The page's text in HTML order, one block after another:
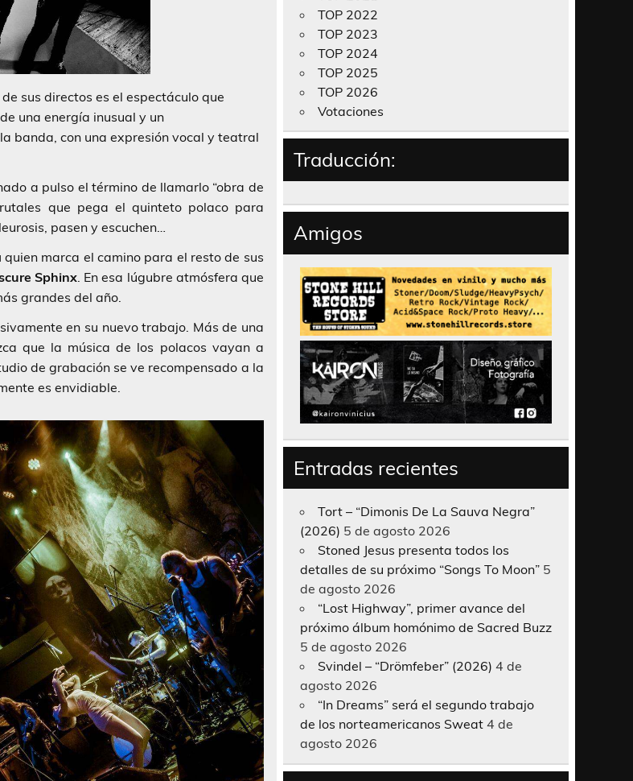
sus directos es el espectáculo que
una energía inusual y un
banda, con una expresión vocal y teatral
a pulso el término de llamarlo “obra de
que pega el quinteto polaco para
pasen y escuchen…
quien marca el camino para el resto de sus
Sphinx. En esa lúgubre atmósfera que
grandes del año.
en su nuevo trabajo. Más de una
que la música de los polacos vayan a
de grabación se ve recompensado a la
es envidiable.
TOP 2022
TOP 2023
TOP 2024
TOP 2025
TOP 2026
Votaciones
Traducción:
Amigos
Entradas recientes
Tort – “Dimonis De La Sauva Negra”
(2026) 5 de agosto 2026
Stoned Jesus presenta todos los
detalles de su próximo “Songs To Moon” 5
de agosto 2026
“Lost Highway”, primer avance del
próximo álbum homónimo de Sacred Buzz
5 de agosto 2026
Svindel – “Drömfeber” (2026) 4 de
agosto 2026
“In Dreams” será el segundo trabajo
de los norteamericanos Sweat 4 de
agosto 2026